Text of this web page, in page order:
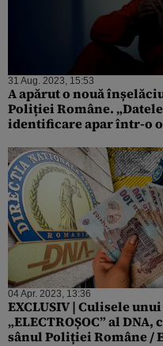
31 Aug. 2023, 15:53
A apărut o nouă
Poliției Române.
identificare apar într-o
04 Apr. 2023, 13:36
EXCLUSIV | Culisele
„ELECTROȘOC” al
sânul Poliției Române /